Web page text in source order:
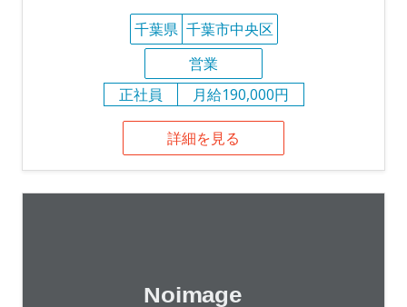
千葉県 千葉市中央区
営業
正社員
月給190,000円
詳細を見る